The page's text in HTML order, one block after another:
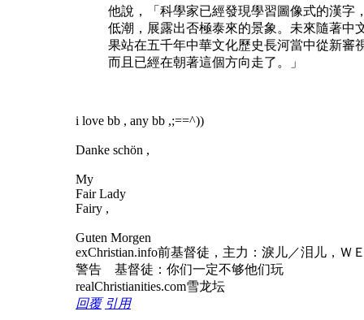
他說，「科學家已經發現學習圖像式的漢字
低潮，展露出否極泰來的景象。未來隨著中
果站在五千年中華文化歷史長河當中從新審
而且已經在朝著這個方向走了。」
i love bb , any bb ,;==^))
Danke schön ,
My
Fair Lady
Fairy ,
Guten Morgen
exChristian.info前基督徒，主力：淚儿／泪儿，
警告 基督徒：你们一定不够他们玩
realChristianities.com雪龙坛
回覆 引用